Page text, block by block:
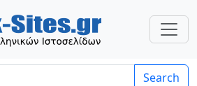
Search